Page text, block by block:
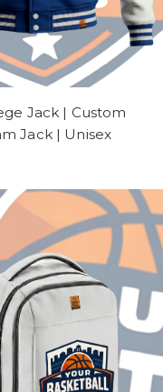
Jack | Custom
Jack | Unisex